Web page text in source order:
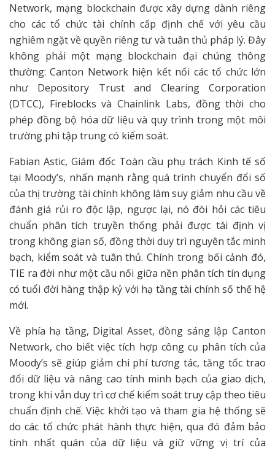
Network, mạng blockchain được xây dựng dành riêng
cho các tổ chức tài chính cấp định chế với yêu cầu
nghiêm ngặt về quyền riêng tư và tuân thủ pháp lý. Đây
không phải một mạng blockchain đại chúng thông
thường: Canton Network hiện kết nối các tổ chức lớn
như Depository Trust and Clearing Corporation
(DTCC), Fireblocks và Chainlink Labs, đồng thời cho
phép đồng bộ hóa dữ liệu và quy trình trong một môi
trường phi tập trung có kiểm soát.
Fabian Astic, Giám đốc Toàn cầu phụ trách Kinh tế số
tại Moody’s, nhấn mạnh rằng quá trình chuyển đổi số
của thị trường tài chính không làm suy giảm nhu cầu về
đánh giá rủi ro độc lập, ngược lại, nó đòi hỏi các tiêu
chuẩn phân tích truyền thống phải được tái định vị
trong không gian số, đồng thời duy trì nguyên tắc minh
bạch, kiểm soát và tuân thủ. Chính trong bối cảnh đó,
TIE ra đời như một cầu nối giữa nền phân tích tín dụng
có tuổi đời hàng thập kỷ với hạ tầng tài chính số thế hệ
mới.
Về phía hạ tầng, Digital Asset, đồng sáng lập Canton
Network, cho biết việc tích hợp công cụ phân tích của
Moody’s sẽ giúp giảm chi phí tương tác, tăng tốc trao
đổi dữ liệu và nâng cao tính minh bạch của giao dịch,
trong khi vẫn duy trì cơ chế kiểm soát truy cập theo tiêu
chuẩn định chế. Việc khởi tạo và tham gia hệ thống sẽ
do các tổ chức phát hành thực hiện, qua đó đảm bảo
tính nhất quán của dữ liệu và giữ vững vị trí của